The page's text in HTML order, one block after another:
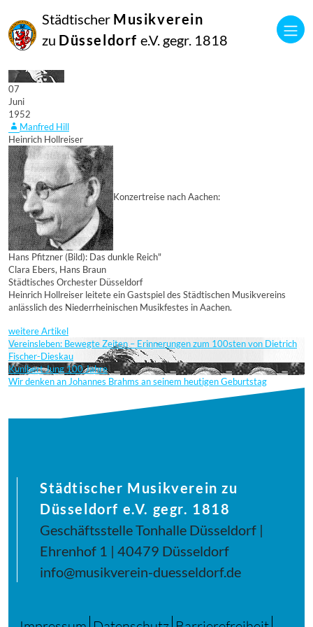
Städtischer Musikverein
zu Düsseldorf e.V. gegr. 1818
07
Juni
1952
Manfred Hill
Heinrich Hollreiser
Konzertreise nach Aachen:
Hans Pfitzner (Bild): Das dunkle Reich"
Clara Ebers, Hans Braun
Städtisches Orchester Düsseldorf
Heinrich Hollreiser leitete ein Gastspiel des Städtischen Musikvereins
anlässlich des Niederrheinischen Musikfestes in Aachen.
weitere Artikel
Vereinsleben: Bewegte Zeiten – Erinnerungen zum 100sten von Dietrich
Fischer-Dieskau
Kunibert Jung 100 Jahre
Wir denken an Johannes Brahms an seinem heutigen Geburtstag
Städtischer Musikverein zu
Düsseldorf e.V. gegr. 1818
Geschäftsstelle Tonhalle Düsseldorf |
Ehrenhof 1 | 40479 Düsseldorf
info@musikverein-duesseldorf.de